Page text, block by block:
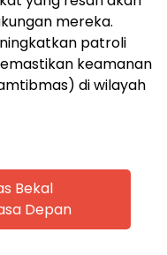
mereka.
patroli
keamanan
di wilayah
Bekal
Depan